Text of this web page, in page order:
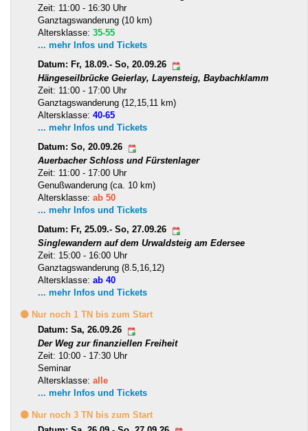
Zeit: 11:00 - 16:30 Uhr
Ganztagswanderung (10 km)
Altersklasse: 35-55
... mehr Infos und Tickets
Datum: Fr, 18.09.- So, 20.09.26
Hängeseilbrücke Geierlay, Layensteig, Baybachklamm
Zeit: 11:00 - 17:00 Uhr
Ganztagswanderung (12,15,11 km)
Altersklasse: 40-65
... mehr Infos und Tickets
Datum: So, 20.09.26
Auerbacher Schloss und Fürstenlager
Zeit: 11:00 - 17:00 Uhr
Genußwanderung (ca. 10 km)
Altersklasse: ab 50
... mehr Infos und Tickets
Datum: Fr, 25.09.- So, 27.09.26
Singlewandern auf dem Urwaldsteig am Edersee
Zeit: 15:00 - 16:00 Uhr
Ganztagswanderung (8.5,16,12)
Altersklasse: ab 40
... mehr Infos und Tickets
🟡 Nur noch 1 TN bis zum Start
Datum: Sa, 26.09.26
Der Weg zur finanziellen Freiheit
Zeit: 10:00 - 17:30 Uhr
Seminar
Altersklasse: alle
... mehr Infos und Tickets
🟡 Nur noch 3 TN bis zum Start